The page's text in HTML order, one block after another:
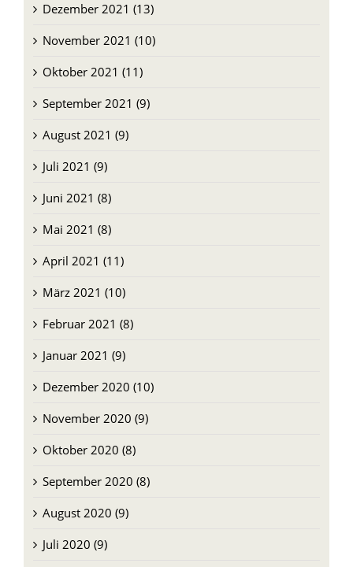
Dezember 2021 (13)
November 2021 (10)
Oktober 2021 (11)
September 2021 (9)
August 2021 (9)
Juli 2021 (9)
Juni 2021 (8)
Mai 2021 (8)
April 2021 (11)
März 2021 (10)
Februar 2021 (8)
Januar 2021 (9)
Dezember 2020 (10)
November 2020 (9)
Oktober 2020 (8)
September 2020 (8)
August 2020 (9)
Juli 2020 (9)